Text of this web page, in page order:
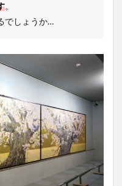
。
でしょうか…